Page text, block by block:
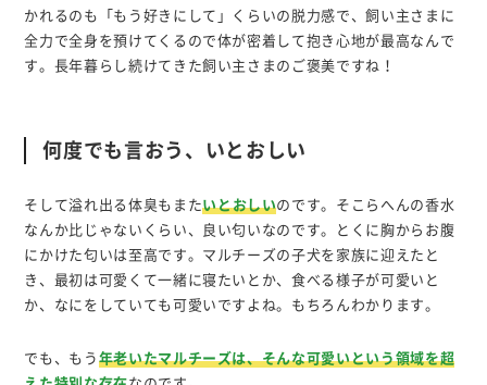
かれるのも「もう好きにして」くらいの脱力感で、飼い主さまに
全力で全身を預けてくるので体が密着して抱き心地が最高なんで
す。長年暮らし続けてきた飼い主さまのご褒美ですね！
何度でも言おう、いとおしい
そして溢れ出る体臭もまたいとおしいのです。そこらへんの香水
なんか比じゃないくらい、良い匂いなのです。とくに胸からお腹
にかけた匂いは至高です。マルチーズの子犬を家族に迎えたと
き、最初は可愛くて一緒に寝たいとか、食べる様子が可愛いと
か、なにをしていても可愛いですよね。もちろんわかります。
でも、もう 年老いたマルチーズは、そんな可愛いという領域を超